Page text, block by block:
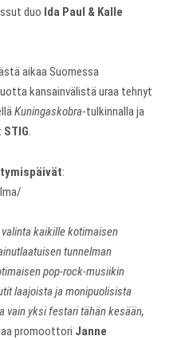
duo Ida Paul & Kalle
aikaa Suomessa
kansainvälistä uraa tehnyt
Kuningaskobra-tulkinnalla ja
STIG.
:
kaikille kotimaisen
tunnelman
pop-rock-musiikin
laajoista ja monipuolisista
vain yksi festari tähän kesään,
promoottori Janne